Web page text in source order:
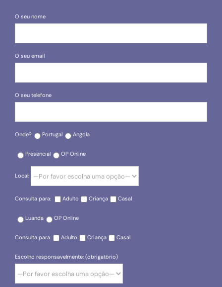
O seu nome
O seu email
O seu telefone
Onde? Portugal Angola
Presencial OP Online
Local:
Consulta para: Adulto Criança Casal
Luanda OP Online
Consulta para: Adulto Criança Casal
Escolho responsavelmente: (obrigatório)